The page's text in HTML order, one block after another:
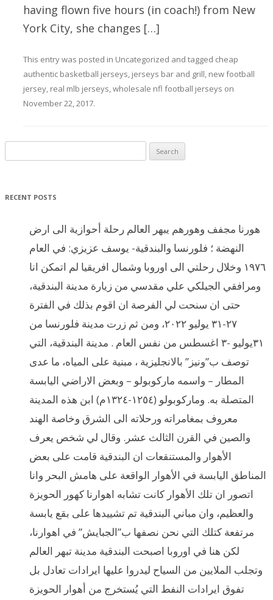
having flown five hours (in coach!) from New
York City, she changes […]
This entry was posted in Uncategorized and tagged cheap
authentic basketball jerseys, jerseys bar and grill, new football
jersey, real mlb jerseys,wholesale nfl football jerseys on
November 22, 2017.
RECENT POSTS
هورنا مجفف وهورهم يبهر العالم رحلة أحوازية الى ارض
النهضة ؛ فلورنسا والبندقية- يوسف عزيزي: في العام
١٩٧٦ وخلال رحلتي الى اوروبا وشمال افريقيا لم اتمكن انا
ومرافقي الجيلكي علي مقدسي من زيارة مدينة البندقية،
حتى ان سنحت لي الفرصة ان اقوم بذلك في الفترة
٢٧-٣١ يوليو ٢٠٢٢، ومن ثم زرت مدينة فلورنسا من
٣١يوليو -٣ اغسطس من نفس العام . مدينة البندقية، التي
توصف ب”ونيز” بالانجليزية ، مبنية على المياه، ما عدى
المطار – واسمه ماركوبولو – وبعض الاراضي اليابسة
المتصلة به. وماركوبولو (١٢٥٤-١٣٢٤م) ابن هذه المدينة
معروف بمغامراته ورحلاته الى الشرق وخاصة الهند
والصين في القرن الثالث عشر. وقال لي شخص يعرف
الأهوار والمستنقعات ان البندقية قامت على بعض
المناطق اليابسة في الأهوار الواقعة على هامش البحر وانا
اتصور ان تلك الأهوار كانت تشابه اهوارنا كهور الحويزة
والعظيم، وان مباني البندقية تم تشييدها على بقع يابسة
مرتفعة كتلك التي نحن نصفها ب”الجبايش” في اهوارنا،
لكن هنا في اوروبا اصبحت البندقية مدينة تبهر العالم
وتجلب الملايين من السياح ليدروا عليها ايرادات تعادل بل
تفوق ايرادات النفط التي يُستخرج من أهوار الحويزة